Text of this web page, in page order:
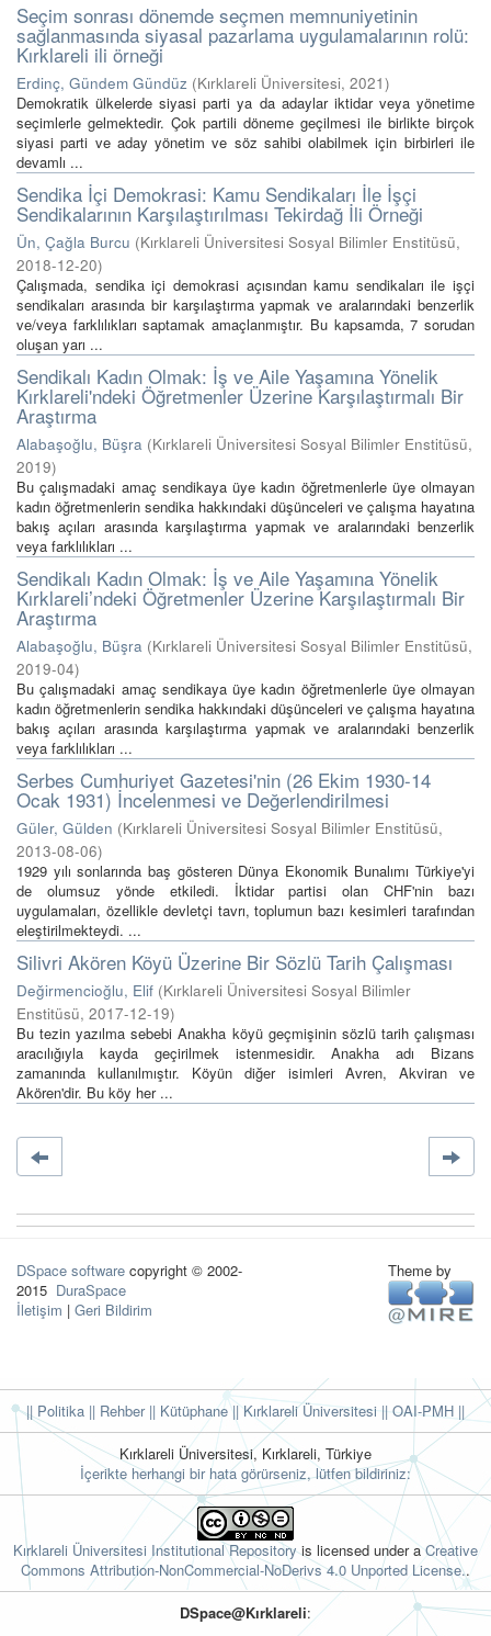
Seçim sonrası dönemde seçmen memnuniyetinin
sağlanmasında siyasal pazarlama uygulamalarının rolü:
Kırklareli ili örneği
Erdinç, Gündem Gündüz (Kırklareli Üniversitesi, 2021)
Demokratik ülkelerde siyasi parti ya da adaylar iktidar veya yönetime
seçimlerle gelmektedir. Çok partili döneme geçilmesi ile birlikte birçok
siyasi parti ve aday yönetim ve söz sahibi olabilmek için birbirleri ile
devamlı ...
Sendika İçi Demokrasi: Kamu Sendikaları İle İşçi
Sendikalarının Karşılaştırılması Tekirdağ İli Örneği
Ün, Çağla Burcu (Kırklareli Üniversitesi Sosyal Bilimler Enstitüsü,
2018-12-20)
Çalışmada, sendika içi demokrasi açısından kamu sendikaları ile işçi
sendikaları arasında bir karşılaştırma yapmak ve aralarındaki benzerlik
ve/veya farklılıkları saptamak amaçlanmıştır. Bu kapsamda, 7 sorudan
oluşan yarı ...
Sendikalı Kadın Olmak: İş ve Aile Yaşamına Yönelik
Kırklareli'ndeki Öğretmenler Üzerine Karşılaştırmalı Bir
Araştırma
Alabaşoğlu, Büşra (Kırklareli Üniversitesi Sosyal Bilimler Enstitüsü,
2019)
Bu çalışmadaki amaç sendikaya üye kadın öğretmenlerle üye olmayan
kadın öğretmenlerin sendika hakkındaki düşünceleri ve çalışma hayatına
bakış açıları arasında karşılaştırma yapmak ve aralarındaki benzerlik
veya farklılıkları ...
Sendikalı Kadın Olmak: İş ve Aile Yaşamına Yönelik
Kırklareli’ndeki Öğretmenler Üzerine Karşılaştırmalı Bir
Araştırma
Alabaşoğlu, Büşra (Kırklareli Üniversitesi Sosyal Bilimler Enstitüsü,
2019-04)
Bu çalışmadaki amaç sendikaya üye kadın öğretmenlerle üye olmayan
kadın öğretmenlerin sendika hakkındaki düşünceleri ve çalışma hayatına
bakış açıları arasında karşılaştırma yapmak ve aralarındaki benzerlik
veya farklılıkları ...
Serbes Cumhuriyet Gazetesi'nin (26 Ekim 1930-14
Ocak 1931) İncelenmesi ve Değerlendirilmesi
Güler, Gülden (Kırklareli Üniversitesi Sosyal Bilimler Enstitüsü,
2013-08-06)
1929 yılı sonlarında baş gösteren Dünya Ekonomik Bunalımı Türkiye'yi
de olumsuz yönde etkiledi. İktidar partisi olan CHF'nin bazı
uygulamaları, özellikle devletçi tavrı, toplumun bazı kesimleri tarafından
eleştirilmekteydi. ...
Silivri Akören Köyü Üzerine Bir Sözlü Tarih Çalışması
Değirmencioğlu, Elif (Kırklareli Üniversitesi Sosyal Bilimler
Enstitüsü, 2017-12-19)
Bu tezin yazılma sebebi Anakha köyü geçmişinin sözlü tarih çalışması
aracılığıyla kayda geçirilmek istenmesidir. Anakha adı Bizans
zamanında kullanılmıştır. Köyün diğer isimleri Avren, Akviran ve
Akören'dir. Bu köy her ...
DSpace software copyright © 2002-
2015 DuraSpace
İletişim | Geri Bildirim
Theme by
|| Politika || Rehber|| Kütüphane|| Kırklareli Üniversitesi || OAI-PMH ||
Kırklareli Üniversitesi, Kırklareli, Türkiye
İçerikte herhangi bir hata görürseniz, lütfen bildiriniz:
Kırklareli Üniversitesi Institutional Repositoryis licensed under aCreative
Commons Attribution-NonCommercial-NoDerivs 4.0 Unported License..
DSpace@Kırklareli: